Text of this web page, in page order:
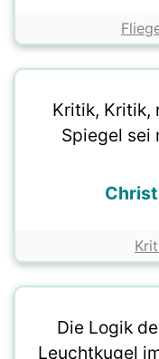
Kritik, Kritik,
Spiegel sei
Die Logik
Leuchtkugel